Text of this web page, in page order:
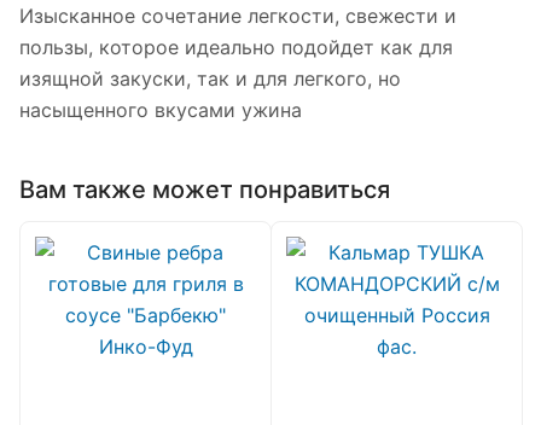
Изысканное сочетание легкости, свежести и
пользы, которое идеально подойдет как для
изящной закуски, так и для легкого, но
насыщенного вкусами ужина
Вам также может понравиться